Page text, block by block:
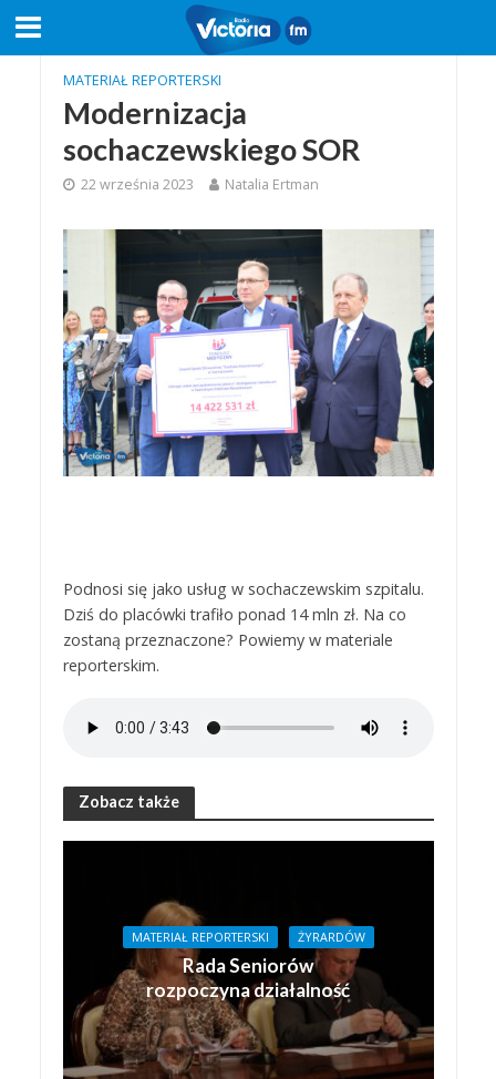
MATERIAŁ REPORTERSKI
Modernizacja
sochaczewskiego SOR
22 września 2023 Natalia Ertman
Podnosi się jako usług w sochaczewskim szpitalu.
Dziś do placówki trafiło ponad 14 mln zł. Na co
zostaną przeznaczone? Powiemy w materiale
reporterskim.
Zobacz także
MATERIAŁ REPORTERSKI ŻYRARDÓW
Rada Seniorów
rozpoczyna działalność